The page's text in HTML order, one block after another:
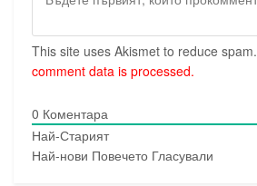
This site uses Akismet to reduce spam.
comment data is processed.
0 Коментара
Най-Старият
Най-нови Повечето Гласували